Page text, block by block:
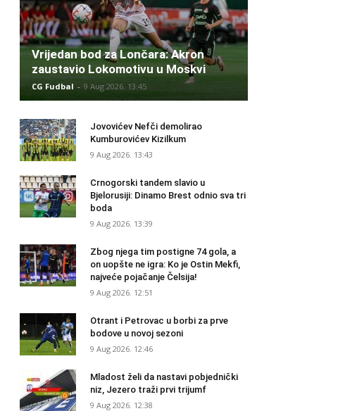
Vrijedan bod za Lončara: Akron
zaustavio Lokomotivu u Moskvi
CG Fudbal - 9 Aug 2026. 13:45
Jovovićev Nefči demolirao
Kumburovićev Kizilkum
9 Aug 2026. 13:43
Crnogorski tandem slavio u
Bjelorusiji: Dinamo Brest odnio sva tri
boda
9 Aug 2026. 13:39
Zbog njega tim postigne 74 gola, a
on uopšte ne igra: Ko je Ostin Mekfi,
najveće pojačanje Čelsija!
9 Aug 2026. 12:51
Otrant i Petrovac u borbi za prve
bodove u novoj sezoni
9 Aug 2026. 12:46
Mladost želi da nastavi pobjednički
niz, Jezero traži prvi trijumf
9 Aug 2026. 12:38